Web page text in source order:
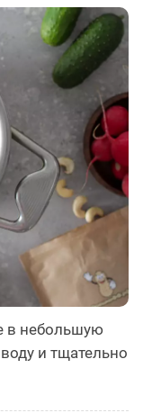
в небольшую
и тщательно